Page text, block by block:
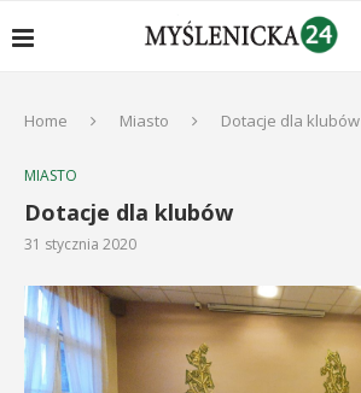
Home Miasto Dotacje dla klubów
MIASTO
Dotacje dla klubów
31 stycznia 2020